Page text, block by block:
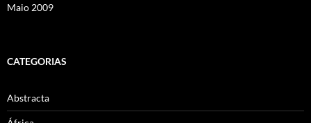
Maio 2009
CATEGORIAS
Abstracta